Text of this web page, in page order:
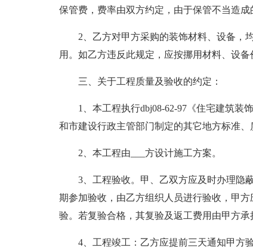
保管费，费率由双方约定，由于保管不当造成
2、乙方对甲方采购的装饰材料、设备，
用。如乙方违反此规定，应按挪用材料、设备
三、关于工程质量及验收的约定：
1、本工程执行dbj08-62-97《住宅建筑装
和市建设行政主管部门制定的其它地方标准、
2、本工程由___方设计施工方案。
3、工程验收。甲、乙双方应及时办理隐
期参加验收，由乙方组织人员进行验收，甲
验。若复验合格，其复验及返工费用由甲方承
4、工程竣工：乙方应提前三天通知甲方